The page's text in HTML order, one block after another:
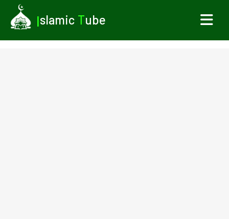
Islamic Tube